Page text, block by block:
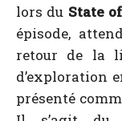
lors du State
épisode,
retour de la
d’exploration
présenté